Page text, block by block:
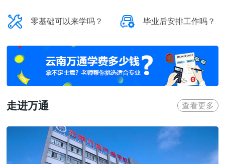
 零基础可以来学吗？  毕业后安排工作吗？
走进万通 查看更多